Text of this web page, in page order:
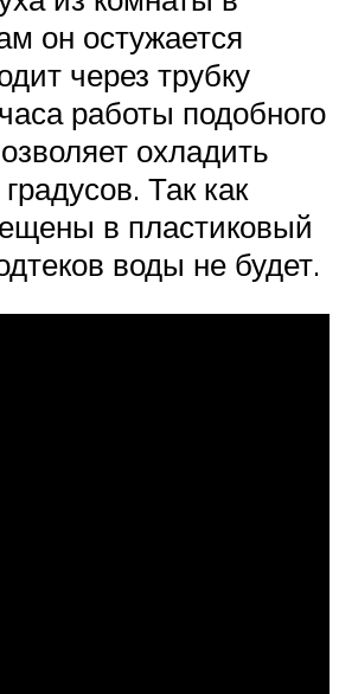
он остужается
через трубку
работы подобного
охладить
Так как
в пластиковый
воды не будет.